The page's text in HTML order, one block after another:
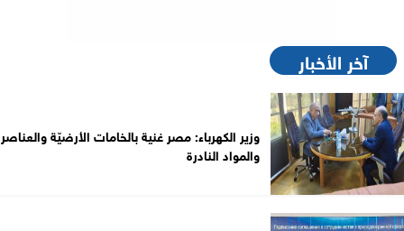
آخر الأخبار
وزير الكهرباء: مصر غنية بالخامات الأرضيّة والعناصر
والمواد النادرة